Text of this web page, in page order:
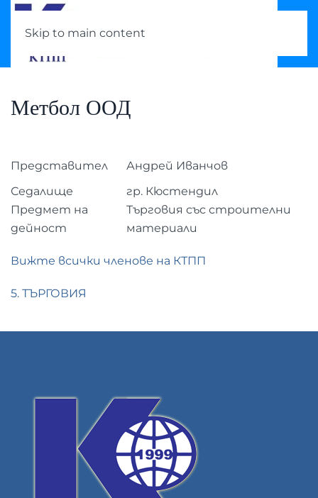
Skip to main content
Метбол ООД
Представител
Андрей Иванчов
Седалище
гр. Кюстендил
Предмет на
дейност
Търговия със строителни
материали
Вижте всички членове на КТПП
5. ТЪРГОВИЯ